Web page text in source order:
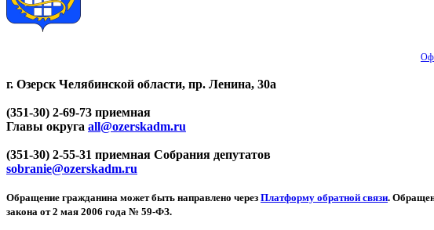
г. Озерск Челябинской области, пр. Ленина, 30а
(351-30) 2-69-73 приемная
Главы округа all@ozerskadm.ru
(351-30) 2-55-31 приемная Собрания депутатов
sobranie@ozerskadm.ru
Обращение гражданина может быть направлено через Платформу обратной связи.
закона от 2 мая 2006 года № 59-ФЗ.